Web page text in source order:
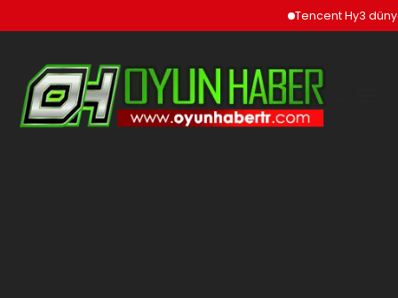
Tencent Hy3 dünya